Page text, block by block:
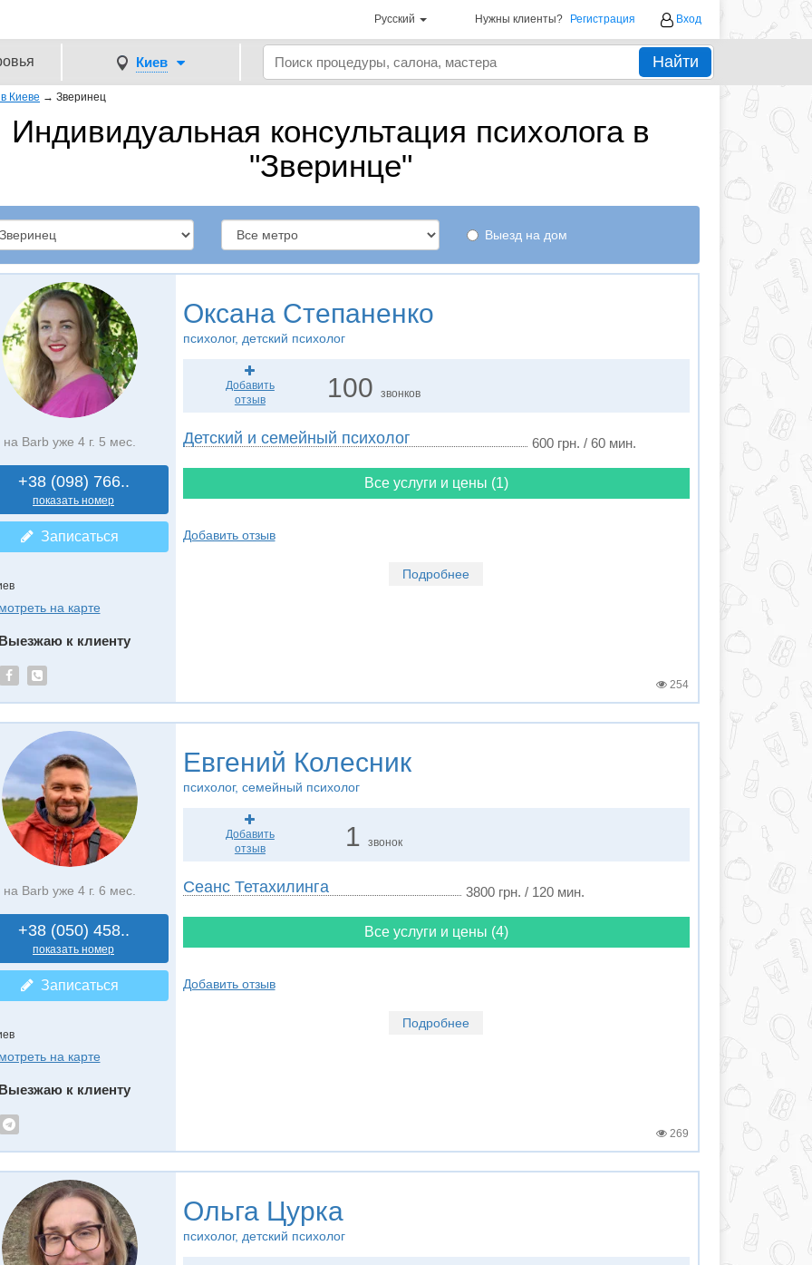
Русский Нужны клиенты? Регистрация Вход
Киев Найти
Киеве → Зверинец
Индивидуальная консультация психолога в
"Зверинце"
Выезд на дом
на Barb уже 4 г. 5 мес.
+38 (098) 766..
показать номер
Записаться
на карте
к клиенту
Оксана Степаненко
психолог, детский психолог
Добавить
отзыв
100звонков
Детский и семейный психолог 600 грн. / 60 мин.
Все услуги и цены (1)
Добавить отзыв
Подробнее
254
на Barb уже 4 г. 6 мес.
+38 (050) 458..
показать номер
Записаться
на карте
к клиенту
Евгений Колесник
психолог, семейный психолог
Добавить
отзыв
1звонок
Сеанс Тетахилинга 3800 грн. / 120 мин.
Все услуги и цены (4)
Добавить отзыв
Подробнее
269
Ольга Цурка
психолог, детский психолог